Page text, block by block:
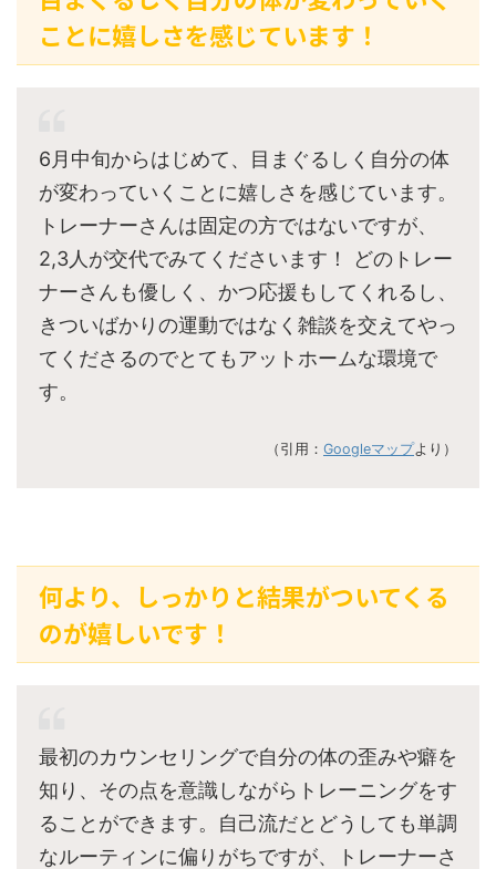
ことに嬉しさを感じています！
6月中旬からはじめて、目まぐるしく自分の体
が変わっていくことに嬉しさを感じています。
トレーナーさんは固定の方ではないですが、
2,3人が交代でみてくださいます！ どのトレー
ナーさんも優しく、かつ応援もしてくれるし、
きついばかりの運動ではなく雑談を交えてやっ
てくださるのでとてもアットホームな環境で
す。
（引用： Googleマップより）
何より、しっかりと結果がついてくる
のが嬉しいです！
最初のカウンセリングで自分の体の歪みや癖を
知り、その点を意識しながらトレーニングをす
ることができます。自己流だとどうしても単調
なルーティンに偏りがちですが、トレーナーさ